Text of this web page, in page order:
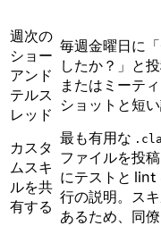
週次の
ショー
アンド
テルス
レッド
毎週金曜日に
したか？」と
またはミーテ
ショットと短
カスタ
ムスキ
ルを共
有する
最も有用な
ファイルを投
にテストと lint
行の説明。ス
あるため、同